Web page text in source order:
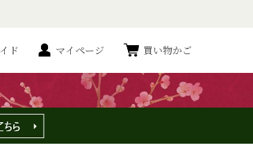
ド マイページ 買い物かご
並べ替え